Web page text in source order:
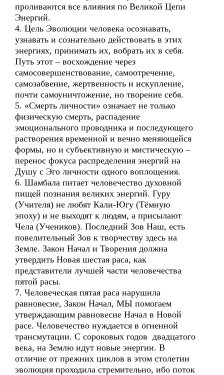
проливаются все влияния по Великой Цепи
Энергий.
4. Цель Эволюции человека осознавать,
узнавать и сознательно действовать в этих
энергиях, принимать их, вобрать их в себя.
Путь этот – восхождение через
самосовершенствование, самоотречение,
самозабвение, жертвенность и искупление,
почти самоуничтожение, но творение себя.
5. «Смерть личности» означает не только
физическую смерть, распадение
эмоционального проводника и последующего
растворения временной и вечно меняющейся
формы, но и субъективную и мистическую –
перенос фокуса распределения энергий на
Душу с Эго личности одного воплощения.
6. Шамбала питает человечество духовной
пищей познания великих энергий. Гуру
(Учителя) не любят Кали-Югу (Тёмную
эпоху) и не выходят к людям, а присылают
Чела (Учеников). Последний Зов Наш, есть
повелительный Зов к творчеству здесь на
Земле. Закон Начал и Творения должна
утвердить Новая шестая раса, как
представители лучшей части человечества
пятой расы.
7. Человеческая пятая раса нарушила
равновесие, Закон Начал, МЫ помогаем
утверждающим равновесие Начал в Новой
расе. Человечество нуждается в огненной
трансмутации. С сороковых годов двадцатого
века, на Землю идут новые энергии. В
отличие от прежних циклов в этом столетии
эволюция проходила стремительно, ибо поток